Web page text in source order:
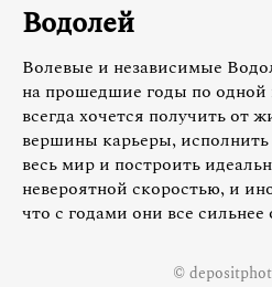
Водолей
Волевые и независимые
на прошедшие годы по
всегда хочется получить от
вершины карьеры,
весь мир и построить
невероятной скоростью, и
что с годами они все сильнее
©